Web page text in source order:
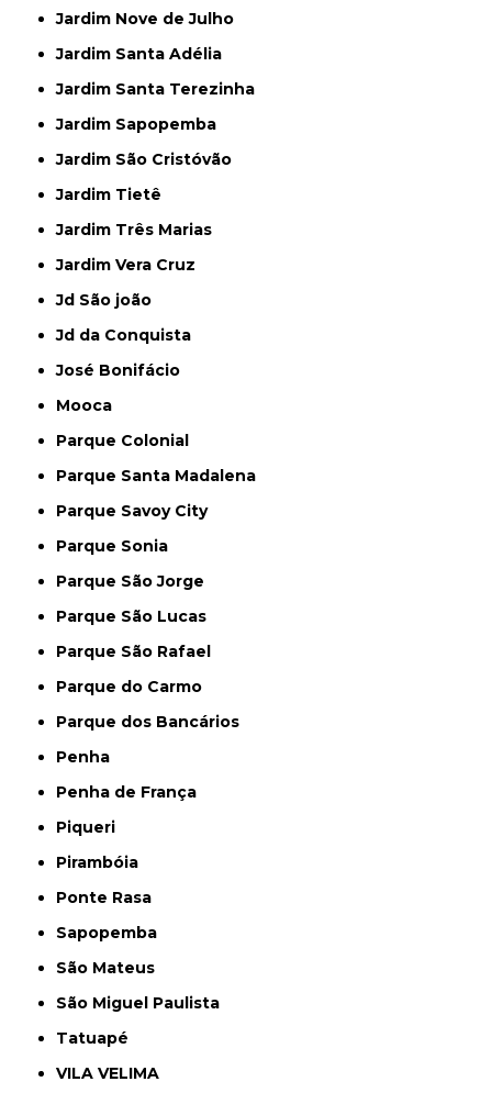
Jardim Nove de Julho
Jardim Santa Adélia
Jardim Santa Terezinha
Jardim Sapopemba
Jardim São Cristóvão
Jardim Tietê
Jardim Três Marias
Jardim Vera Cruz
Jd São joão
Jd da Conquista
José Bonifácio
Mooca
Parque Colonial
Parque Santa Madalena
Parque Savoy City
Parque Sonia
Parque São Jorge
Parque São Lucas
Parque São Rafael
Parque do Carmo
Parque dos Bancários
Penha
Penha de França
Piqueri
Pirambóia
Ponte Rasa
Sapopemba
São Mateus
São Miguel Paulista
Tatuapé
VILA VELIMA